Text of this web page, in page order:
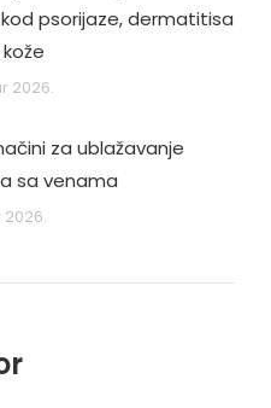
psorijaze, dermatitisa
2026.
za ublažavanje
sa venama